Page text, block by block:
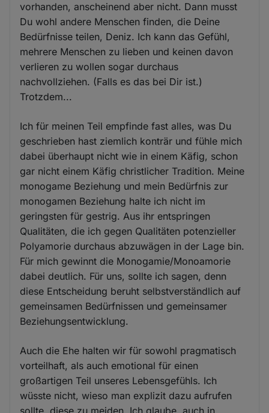
vorhanden, anscheinend aber nicht. Dann musst
Du wohl andere Menschen finden, die Deine
Bedürfnisse teilen, Deniz. Ich kann das Gefühl,
mehrere Menschen zu lieben und keinen davon
verlieren zu wollen sogar durchaus
nachvollziehen. (Falls es das bei Dir ist.)
Trotzdem...
Ich für meinen Teil empfinde fast alles, was Du
geschrieben hast ziemlich konträr und fühle mich
dabei überhaupt nicht wie in einem Käfig, schon
gar nicht einem Käfig christlicher Tradition. Meine
monogame Beziehung und mein Bedürfnis zur
monogamen Beziehung halte ich nicht im
geringsten für gestrig. Aus ihr entspringen
Qualitäten, die ich gegen Qualitäten potenzieller
Polyamorie durchaus abzuwägen in der Lage bin.
Für mich gewinnt die Monogamie/Monoamorie
dabei deutlich. Für uns, sollte ich sagen, denn
diese Entscheidung beruht selbstverständlich auf
gemeinsamen Bedürfnissen und gemeinsamer
Beziehungsentwicklung.
Auch die Ehe halten wir für sowohl pragmatisch
vorteilhaft, als auch emotional für einen
großartigen Teil unseres Lebensgefühls. Ich
wüsste nicht, wieso man explizit dazu aufrufen